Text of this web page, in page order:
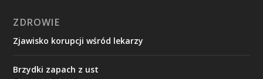
ZDROWIE
Zjawisko korupcji wśród lekarzy
Brzydki zapach z ust